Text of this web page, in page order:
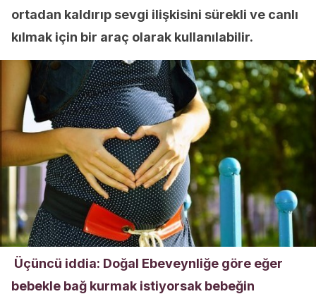
ortadan kaldırıp sevgi ilişkisini sürekli ve canlı
kılmak için bir araç olarak kullanılabilir.
Üçüncü iddia: Doğal Ebeveynliğe göre eğer
bebekle bağ kurmak istiyorsak bebeğin